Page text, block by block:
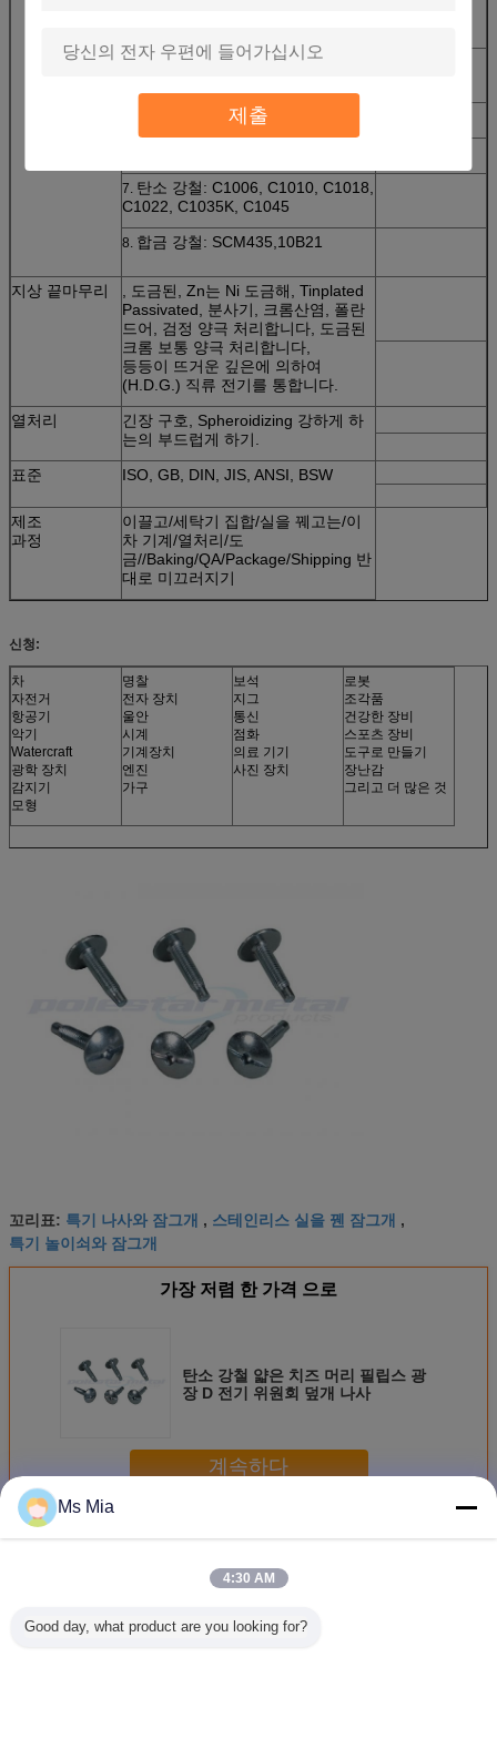
제출
4. 청동: C51000, C52100, C54400,
철: 1213년, 12L14,1215
7. 탄소 강철: C1006, C1010, C1018,
C1022, C1035K, C1045
8. 합금 강철: SCM435,10B21
지상 끝마무리
, 도금된, Zn는 Ni 도금해, Tinplated
Passivated, 분사기, 크롬산염, 폴란
드어, 검정 양극 처리합니다, 도금된
크롬 보통 양극 처리합니다,
등등이 뜨거운 깊은에 의하여
(H.D.G.) 직류 전기를 통합니다.
열처리
긴장 구호, Spheroidizing 강하게 하
는의 부드럽게 하기.
표준
ISO, GB, DIN, JIS, ANSI, BSW
제조
과정
이끌고/세탁기 집합/실을 꿰고는/이
차 기계/열처리/도
금//Baking/QA/Package/Shipping 반
대로 미끄러지기
신청:
차
자전거
항공기
악기
Watercraft
광학 장치
감지기
모형
명찰
전자 장치
울안
시계
기계장치
엔진
가구
보석
지그
통신
점화
의료 기기
사진 장치
로봇
조각품
건강한 장비
스포츠 장비
도구로 만들기
장난감
그리고 더 많은 것
꼬리표: 특기 나사와 잠그개 , 스테인리스 실을 꿴 잠그개 ,
특기 놀이쇠와 잠그개
가장 저렴 한 가격 으로
탄소 강철 얇은 치즈 머리 필립스 광
장 D 전기 위원회 덮개 나사
계속하다
더 많은 것
Ms Mia
4:30 AM
Good day, what product are you looking for?